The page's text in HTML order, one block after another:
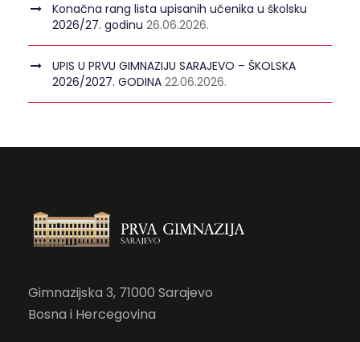
Konačna rang lista upisanih učenika u školsku
2026/27. godinu 26.06.2026.
UPIS U PRVU GIMNAZIJU SARAJEVO – ŠKOLSKA
2026/2027. GODINA 22.06.2026.
Gimnazijska 3, 71000 Sarajevo
Bosna i Hercegovina